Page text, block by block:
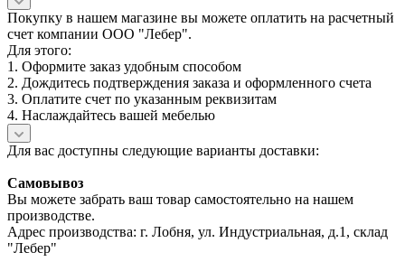
Покупку в нашем магазине вы можете оплатить на расчетный
счет компании ООО "Лебер".
Для этого:
1. Оформите заказ удобным способом
2. Дождитесь подтверждения заказа и оформленного счета
3. Оплатите счет по указанным реквизитам
4. Наслаждайтесь вашей мебелью
Для вас доступны следующие варианты доставки:
Самовывоз
Вы можете забрать ваш товар самостоятельно на нашем
производстве.
Адрес производства: г. Лобня, ул. Индустриальная, д.1, склад
"Лебер"